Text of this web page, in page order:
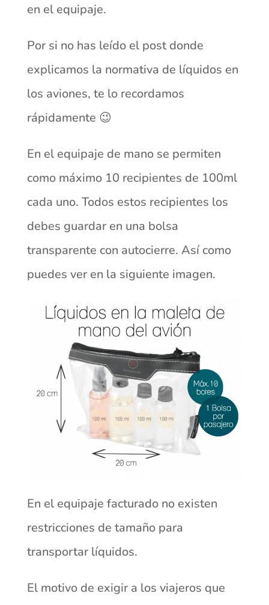
en el equipaje.
Por si no has leído el post donde
explicamos la normativa de líquidos en
los aviones, te lo recordamos
rápidamente 😉
En el equipaje de mano se permiten
como máximo 10 recipientes de 100ml
cada uno. Todos estos recipientes los
debes guardar en una bolsa
transparente con autocierre. Así como
puedes ver en la siguiente imagen.
En el equipaje facturado no existen
restricciones de tamaño para
transportar líquidos.
El motivo de exigir a los viajeros que